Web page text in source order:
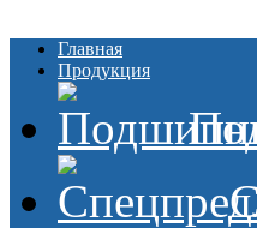
Главная
Продукция